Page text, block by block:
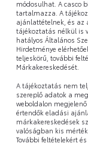
módosulhat. A casco
tartalmazza. A
ajánlattételnek, és az
tájékoztatás nélkül is
hatályos Általános
Hirdetménye
teljeskörű, további
Márkakereskedését.
A tájékoztatás nem
szereplő adatok a
weboldalon
értendők eladási
márkakereskedések
valóságban kis
További feltételekért